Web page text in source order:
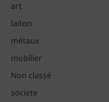
art
laiton
métaux
mobilier
Non classé
societe